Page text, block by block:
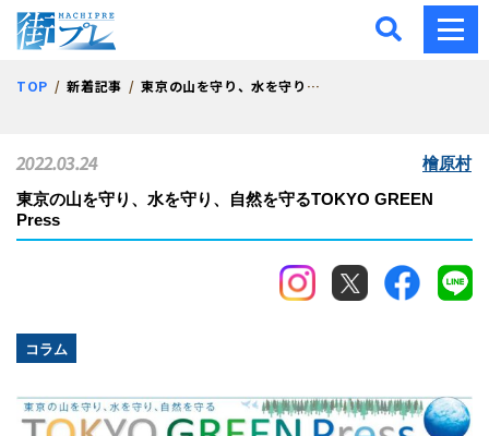
街プレ -東京・西多摩の
TOP 新着記事 東京の山を守り、水を守り、自然を守るTOKYO GREEN Press
東京の山を守り、水を守り、自然を守るTOKYO GREEN
Press
コラム
2022.03.24 檜原村